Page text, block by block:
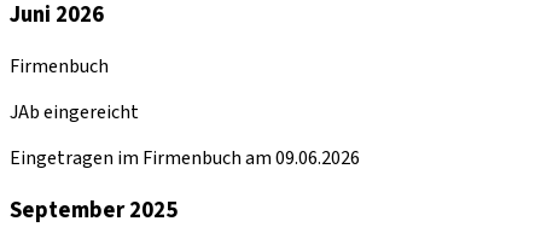
Juni 2026
Firmenbuch
JAb eingereicht
Eingetragen im Firmenbuch am 09.06.2026
September 2025